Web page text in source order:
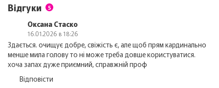
Відгуки 5
Оксана Стаско
16.01.2026 в 18:26
Здається. очищує добре, свіжість є, але щоб прям кардинально
менше мила голову то ні може треба довше користуватися.
хоча запах дуже приємний, справжній проф
Відповісти